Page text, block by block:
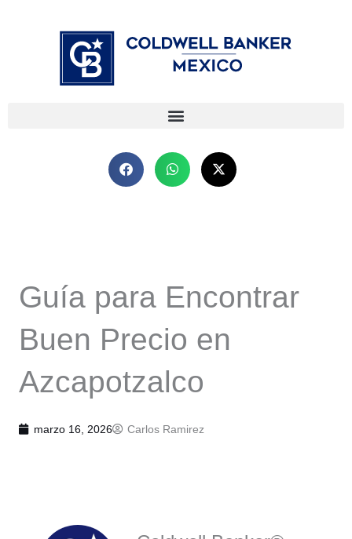
Guía para Encontrar
Buen Precio en
Azcapotzalco
marzo 16, 2026 Carlos Ramirez